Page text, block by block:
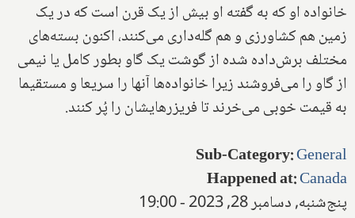
خانواده او که به گفته او بیش از یک قرن است که در یک
زمین هم کشاورزی و هم گله‌داری می‌کنند، اکنون بسته‌های
مختلف برش‌داده شده از گوشت یک گاو بطور کامل یا نیمی
از گاو را می‌فروشند زیرا خانواده‌ها آنها را سریعا و مستقیما
به قیمت خوبی می‌خرند تا فریزرهایشان را پُر کنند.
Sub-Category:General
Happened at:Canada
پنج‌شنبه, دسامبر 28, 2023 - 19:00